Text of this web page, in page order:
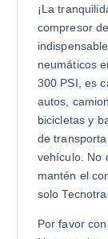
¡La
compresor
neumáticos
300 PSI, es
autos,
bicicletas y
de
vehículo. No
mantén el
solo
Por favor